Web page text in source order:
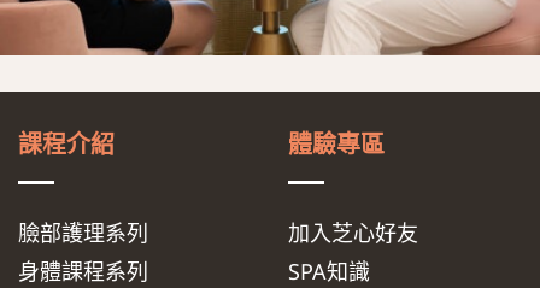
課程介紹
臉部護理系列
身體課程系列
體驗專區
加入芝心好友
SPA知識